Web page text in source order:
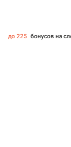
до 225 бонусов на